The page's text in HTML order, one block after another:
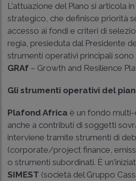
L'attuazione del Piano si articola
strategico, che definisce priorità
accesso ai fondi e criteri di
regia, presieduta dal Presidente
strumenti operativi principali sono
GRAf – Growth and Resilience
Gli strumenti operativi del
Plafond Africa è un fondo
anche a contributi di soggetti
interviene tramite strumenti di
(corporate/project finance,
o strumenti subordinati. È
SIMEST (società del Gruppo